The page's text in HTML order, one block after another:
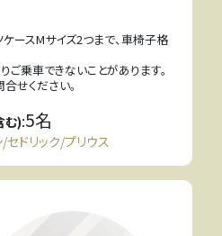
ケースMサイズ2つまで、車椅子格
乗車できないことがあります。
せください。
む):5名
ドリック/プリウス